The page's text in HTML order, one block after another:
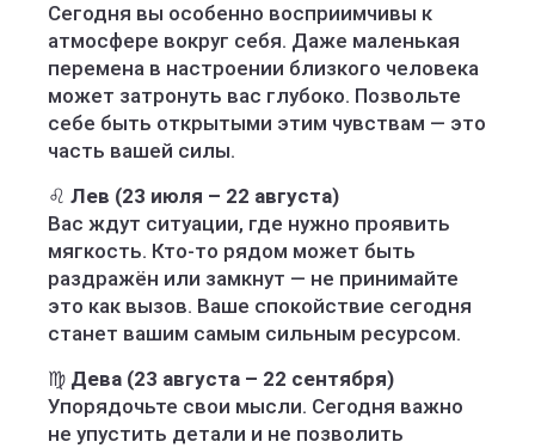
Сегодня вы особенно восприимчивы к
атмосфере вокруг себя. Даже маленькая
перемена в настроении близкого человека
может затронуть вас глубоко. Позвольте
себе быть открытыми этим чувствам — это
часть вашей силы.
♌ Лев (23 июля – 22 августа)
Вас ждут ситуации, где нужно проявить
мягкость. Кто-то рядом может быть
раздражён или замкнут — не принимайте
это как вызов. Ваше спокойствие сегодня
станет вашим самым сильным ресурсом.
♍ Дева (23 августа – 22 сентября)
Упорядочьте свои мысли. Сегодня важно
не упустить детали и не позволить